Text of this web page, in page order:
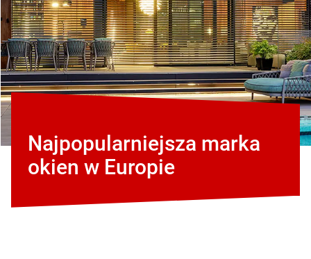
Najpopularniejsza marka
okien w Europie